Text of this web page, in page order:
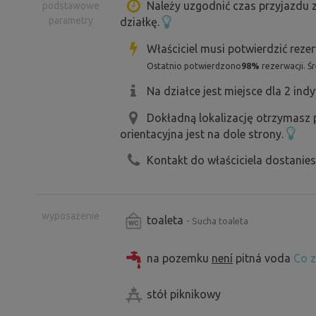
Psy wszystkich ras i rozmiarów są
kempingowe; jeśli nie zarezerwujecie
prosimy o rozważenie, czy Wasz
rezerwacji prosimy o kontakt z nami.
Oferujemy możliwość wędkowania.
cenę uzgodnimy w zależności od
podstawowe
parametry
Należy uzgodnić czas przyjazdu
działkę.
Właściciel musi potwierdzić
Ostatnio potwierdzono98% rezerwacji.
Na działce jest miejsce dla 2
Dokładną lokalizację
orientacyjna jest na dole strony.
Kontakt do właściciela
wyposażenie toaleta - Sucha toaleta
na pozemku není pitná voda Co
stół piknikowy